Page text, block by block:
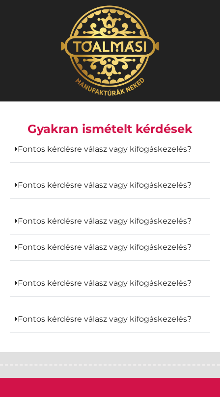
Gyakran ismételt kérdések
Fontos kérdésre válasz vagy kifogáskezelés?
Fontos kérdésre válasz vagy kifogáskezelés?
Fontos kérdésre válasz vagy kifogáskezelés?
Fontos kérdésre válasz vagy kifogáskezelés?
Fontos kérdésre válasz vagy kifogáskezelés?
Fontos kérdésre válasz vagy kifogáskezelés?